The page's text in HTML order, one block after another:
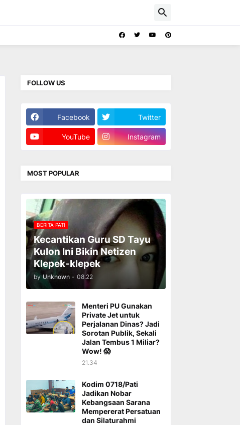
FOLLOW US
Facebook Twitter
YouTube Instagram
MOST POPULAR
BERITA PATI
Kecantikan Guru SD Tayu
Kulon Ini Bikin Netizen
Klepek-klepek
by Unknown - 08.22
Menteri PU Gunakan
Private Jet untuk
Perjalanan Dinas? Jadi
Sorotan Publik, Sekali
Jalan Tembus 1 Miliar?
Wow! 😱
21.34
Kodim 0718/Pati
Jadikan Nobar
Kebangsaan Sarana
Mempererat Persatuan
dan Silaturahmi